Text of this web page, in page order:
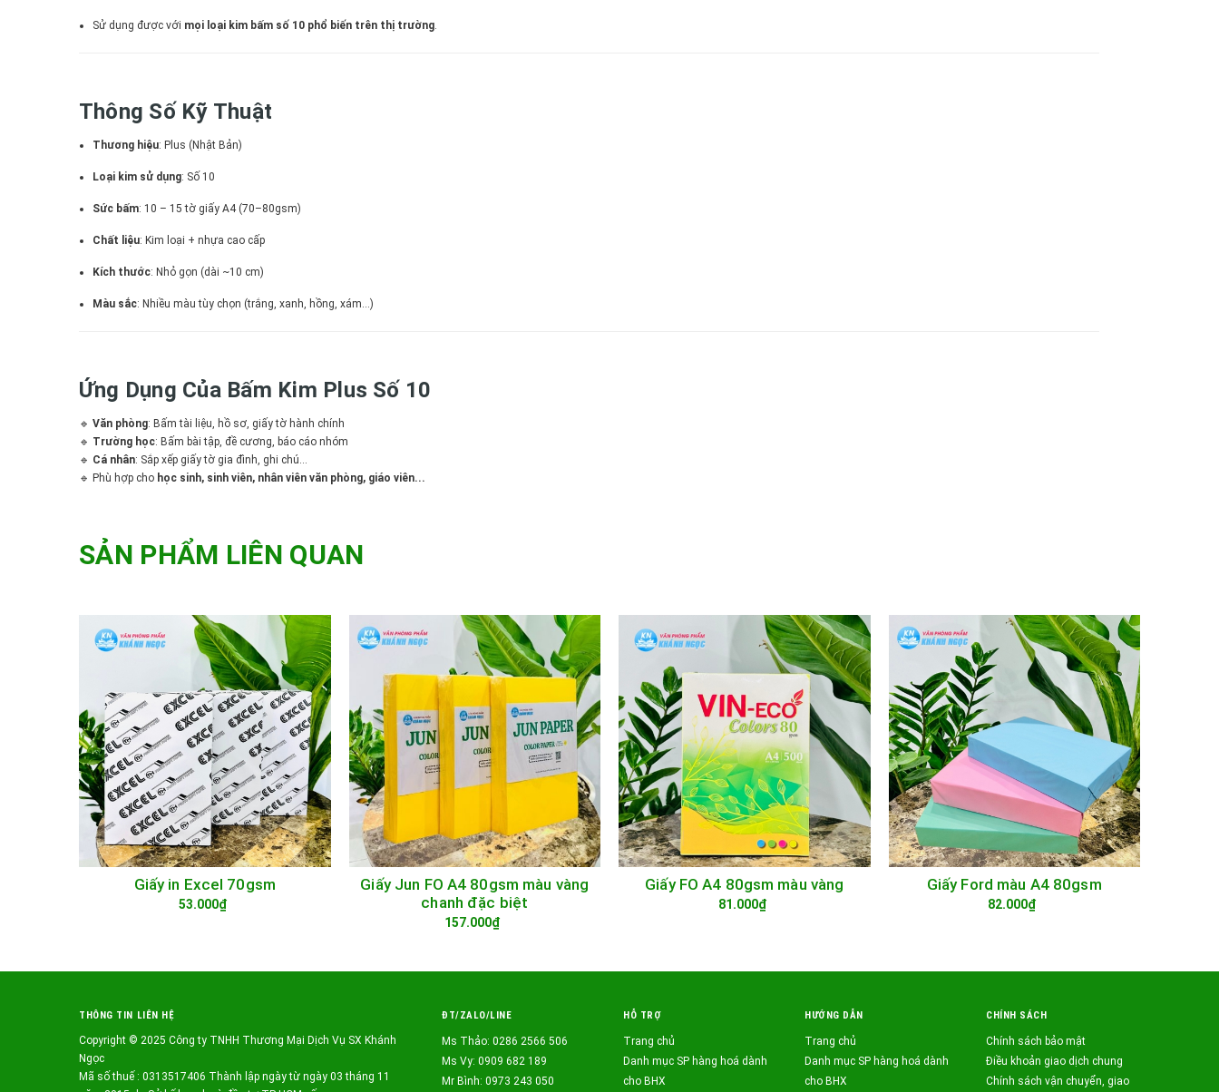
Sử dụng được với mọi loại kim bấm số 10 phổ biến trên thị trường.
Thông Số Kỹ Thuật
Thương hiệu: Plus (Nhật Bản)
Loại kim sử dụng: Số 10
Sức bấm: 10 – 15 tờ giấy A4 (70–80gsm)
Chất liệu: Kim loại + nhựa cao cấp
Kích thước: Nhỏ gọn (dài ~10 cm)
Màu sắc: Nhiều màu tùy chọn (trắng, xanh, hồng, xám…)
Ứng Dụng Của Bấm Kim Plus Số 10
🔹 Văn phòng: Bấm tài liệu, hồ sơ, giấy tờ hành chính
🔹 Trường học: Bấm bài tập, đề cương, báo cáo nhóm
🔹 Cá nhân: Sắp xếp giấy tờ gia đình, ghi chú…
🔹 Phù hợp cho học sinh, sinh viên, nhân viên văn phòng, giáo viên...
SẢN PHẨM LIÊN QUAN
TÙY CHỌN
Giấy in Excel 70gsm
53.000₫
GIỎ HÀNG
Giấy Jun FO A4 80gsm màu vàng
chanh đặc biệt
157.000₫
GIỎ HÀNG
Giấy FO A4 80gsm màu vàng
81.000₫
TÙY CHỌN
Giấy Ford màu A4 80gsm
82.000₫
THÔNG TIN LIÊN HỆ
Copyright © 2025 Công ty TNHH Thương Mại Dịch Vụ SX Khánh
Ngọc
Mã số thuế : 0313517406 Thành lập ngày từ ngày 03 tháng 11
ĐT/ZALO/LINE
Ms Thảo: 0286 2566 506
Ms Vy: 0909 682 189
Mr Bình: 0973 243 050
HỖ TRỢ
Trang chủ
Danh mục SP hàng hoá dành
cho BHX
HƯỚNG DẪN
Trang chủ
Danh mục SP hàng hoá dành
cho BHX
CHÍNH SÁCH
Chính sách bảo mật
Điều khoản giao dịch chung
Chính sách vận chuyển, giao